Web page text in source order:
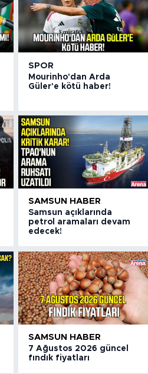
SPOR
Mourinho'dan Arda
Güler'e kötü haber!
SAMSUN HABER
Samsun açıklarında
petrol aramaları devam
edecek!
SAMSUN HABER
7 Ağustos 2026 güncel
fındık fiyatları